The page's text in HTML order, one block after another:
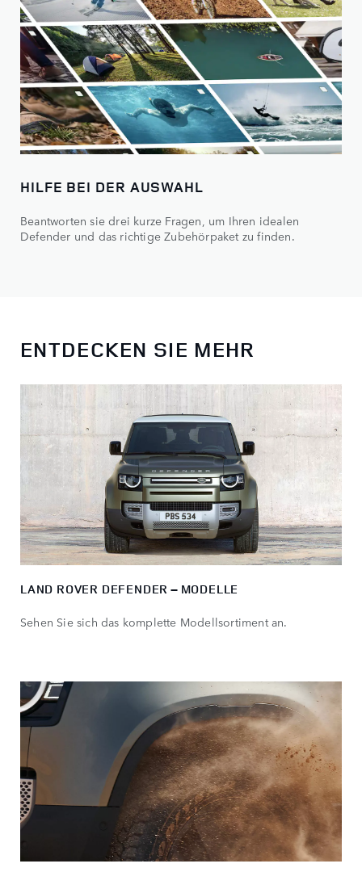
HILFE BEI DER AUSWAHL
Beantworten sie drei kurze Fragen, um Ihren idealen
Defender und das richtige Zubehörpaket zu finden.
ENTDECKEN SIE MEHR
LAND ROVER DEFENDER – MODELLE
Sehen Sie sich das komplette Modellsortiment an.